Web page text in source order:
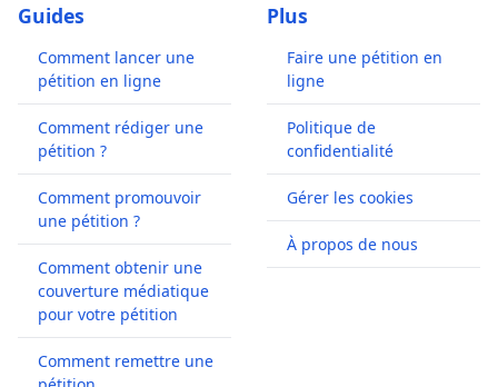
Guides
Comment lancer une
pétition en ligne
Comment rédiger une
pétition ?
Comment promouvoir
une pétition ?
Comment obtenir une
couverture médiatique
pour votre pétition
Comment remettre une
Plus
Faire une pétition en
ligne
Politique de
confidentialité
Gérer les cookies
À propos de nous